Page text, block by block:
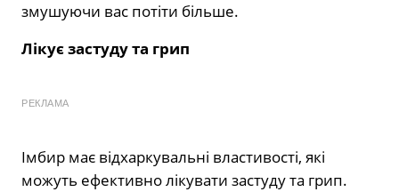
змушуючи вас потіти більше.
Лікує застуду та грип
РЕКЛАМА
Імбир має відхаркувальні властивості, які
можуть ефективно лікувати застуду та грип.